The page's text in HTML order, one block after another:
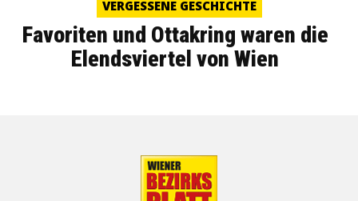
VERGESSENE GESCHICHTE
Favoriten und Ottakring waren die
Elendsviertel von Wien